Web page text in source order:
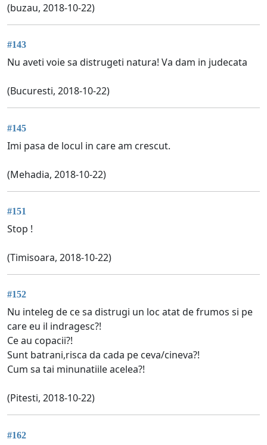
(buzau, 2018-10-22)
#143
Nu aveti voie sa distrugeti natura! Va dam in judecata
(Bucuresti, 2018-10-22)
#145
Imi pasa de locul in care am crescut.
(Mehadia, 2018-10-22)
#151
Stop !
(Timisoara, 2018-10-22)
#152
Nu inteleg de ce sa distrugi un loc atat de frumos si pe
care eu il indragesc?!
Ce au copacii?!
Sunt batrani,risca da cada pe ceva/cineva?!
Cum sa tai minunatiile acelea?!
(Pitesti, 2018-10-22)
#162